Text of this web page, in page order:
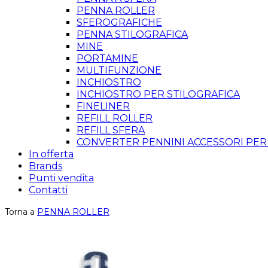
PENNA ROLLER
SFEROGRAFICHE
PENNA STILOGRAFICA
MINE
PORTAMINE
MULTIFUNZIONE
INCHIOSTRO
INCHIOSTRO PER STILOGRAFICA
FINELINER
REFILL ROLLER
REFILL SFERA
CONVERTER PENNINI ACCESSORI
In offerta
Brands
Punti vendita
Contatti
Torna a PENNA ROLLER